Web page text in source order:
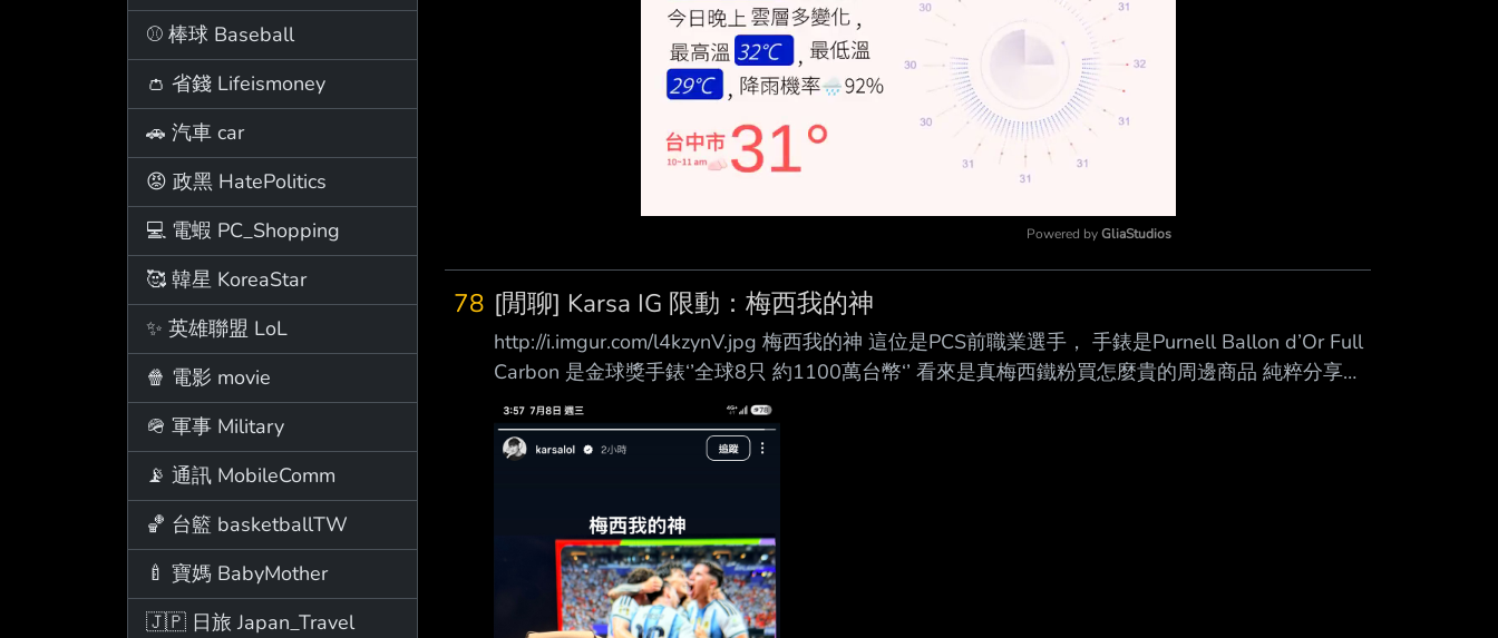
⚾ 棒球 Baseball
👛 省錢 Lifeismoney
🚗 汽車 car
😡 政黑 HatePolitics
💻 電蝦 PC_Shopping
🥰 韓星 KoreaStar
✨ 英雄聯盟 LoL
🍿 電影 movie
🪖 軍事 Military
📡 通訊 MobileComm
🏀 台籃 basketballTW
🍼 寶媽 BabyMother
🇯🇵 日旅 Japan_Travel
Powered by GliaStudios
78 [閒聊] Karsa IG 限動：梅西我的神
http://i.imgur.com/l4kzynV.jpg 梅西我的神 這位是PCS前職業選手， 手錶是Purnell Ballon d’Or Full
Carbon 是金球獎手錶‘’全球8只 約1100萬台幣‘’ 看來是真梅西鐵粉買怎麼貴的周邊商品 純粹分享選
手日常生活 ----- Sent from JPTT on my Samsung SM-S9380. --